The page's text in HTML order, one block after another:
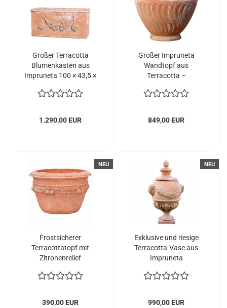
Großer Terracotta
Blumenkasten aus
Impruneta 100 × 43,5 ×
1.290,00 EUR
Großer Impruneta
Wandtopf aus
Terracotta –
frostsicher
849,00 EUR
NEU
Frostsicherer
Terracottatopf mit
Zitronenrelief
390,00 EUR
NEU
Exklusive und riesige
Terracotta-Vase aus
Impruneta
990,00 EUR